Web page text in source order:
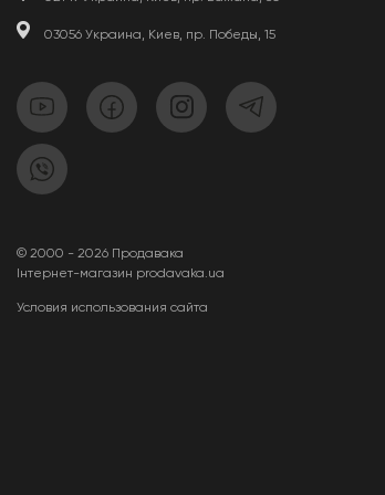
03056 Украина, Киев, пр. Победы, 15
© 2000 - 2026 Продавака
Інтернет-магазин prodavaka.ua
Условия использования сайта